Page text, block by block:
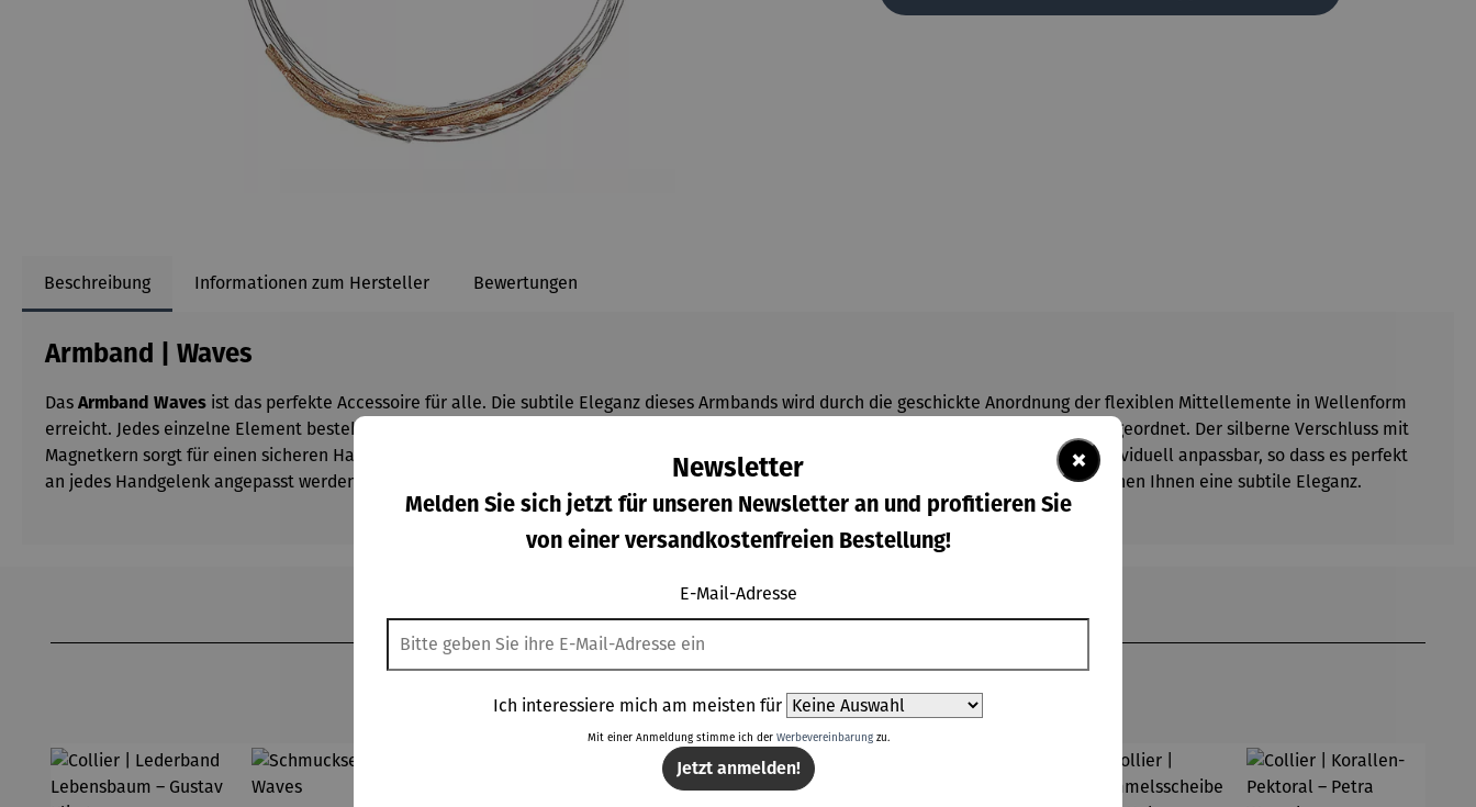
Beschreibung Informationen zum Hersteller Bewertungen
Armband | Waves
Das Armband Waves ist das perfekte Accessoire für alle. Die subtile Eleganz dieses Armbands wird durch die geschickte Anordnung der flexiblen Mittellemente in Wellenform
erreicht. Jedes einzelne Element besteht aus teilweise vergoldetem und rhodiniertem 925er-Sterlingsilber und ist auf Edelstahlseilen angeordnet. Der silberne Verschluss mit
Magnetkern sorgt für einen sicheren Halt und ermöglicht ein einfaches An- und Ausziehen des Armbands. Die Länge des Armbands ist individuell anpassbar, so dass es perfekt
an jedes Handgelenk angepasst werden kann. Mit der Armband Waves vereinen sich alle Fäden zu einer harmonischen Einheit und verleihen Ihnen eine subtile Eleganz.
×
Newsletter
Melden Sie sich jetzt für unseren Newsletter an und profitieren Sie
von einer versandkostenfreien Bestellung!
E-Mail-Adresse
Ich interessiere mich am meisten für
Mit einer Anmeldung stimme ich der Werbevereinbarungzu.
Jetzt anmelden!